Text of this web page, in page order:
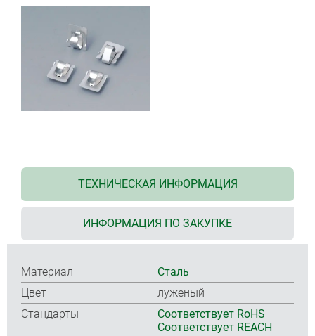
ТЕХНИЧЕСКАЯ ИНФОРМАЦИЯ
ИНФОРМАЦИЯ ПО ЗАКУПКЕ
Материал
Cталь
Цвет
луженый
Стандарты
Соответствует RoHS
Соответствует REACH